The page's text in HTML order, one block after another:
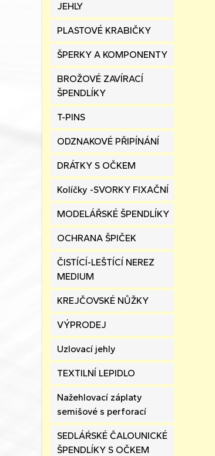
JEHLY
PLASTOVÉ KRABIČKY
ŠPERKY A KOMPONENTY
BROŽOVÉ ZAVÍRACÍ
ŠPENDLÍKY
T-PINS
ODZNAKOVÉ PŘIPÍNÁNÍ
DRÁTKY S OČKEM
Kolíčky -SVORKY FIXAČNÍ
MODELÁŘSKÉ ŠPENDLÍKY
OCHRANA ŠPIČEK
ČISTÍCÍ-LEŠTÍCÍ NEREZ
MEDIUM
KREJČOVSKÉ NŮŽKY
VÝPRODEJ
Uzlovací jehly
TEXTILNÍ LEPIDLO
Nažehlovací záplaty
semišové s perforací
SEDLÁŔSKÉ ČALOUNICKÉ
ŠPENDLÍKY S OČKEM